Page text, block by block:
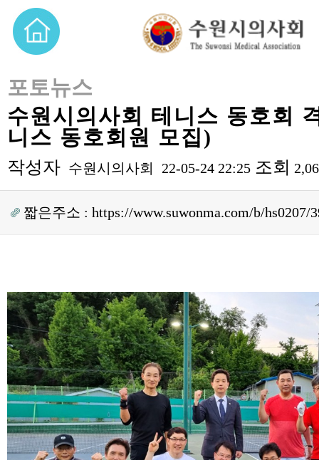
포토뉴스
수원시의사회 테니스 동호회
니스 동호회원 모집)
작성자 수원시의사회 22-05-24 22:25 조회
짧은주소 : https://www.suwonma.com/b/hs0207/
본문